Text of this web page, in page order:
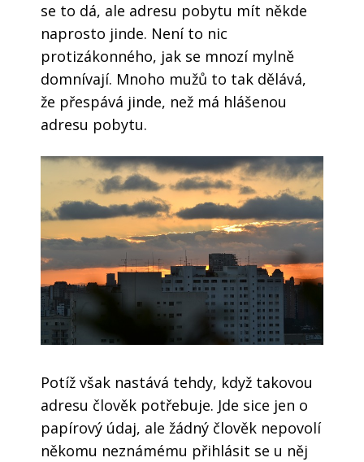
se to dá, ale adresu pobytu mít někde
naprosto jinde. Není to nic
protizákonného, jak se mnozí mylně
domnívají. Mnoho mužů to tak dělává,
že přespává jinde, než má hlášenou
adresu pobytu.
Potíž však nastává tehdy, když takovou
adresu člověk potřebuje. Jde sice jen o
papírový údaj, ale žádný člověk nepovolí
někomu neznámému přihlásit se u něj